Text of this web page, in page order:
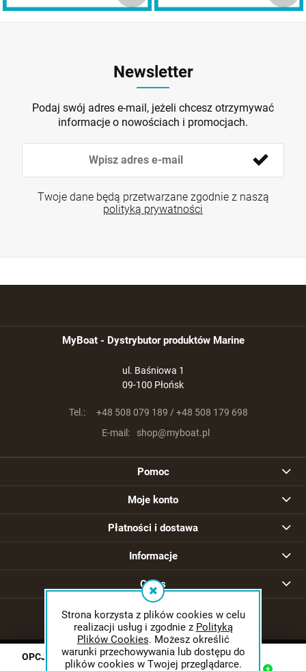
Strona korzysta z plików cookies w celu
realizacji usług i zgodnie z Polityką
Plików Cookies. Możesz określić
warunki przechowywania lub dostępu do
plików cookies w Twojej przeglądarce.
OPCJA 1a Podstawa pod fotel na ławeczkę Springfield
Newsletter
Podaj swój adres e-mail, jeżeli chcesz otrzymywać
informacje o nowościach i promocjach.
Twoje dane będą przetwarzane zgodnie z naszą
polityką prywatności
MyBoat - Dystrybutor produktów Marine
ul. Baśniowa 1
09-100 Płońsk
Tel.:
+48 508 079 189 / +48 508 179 698
E-mail:
shop@myboat.pl
Pomoc
Moje konto
Płatności i dostawa
Informacje
O nas
© 2026 myboat.pl. Wszelkie prawa zastrzeżone.